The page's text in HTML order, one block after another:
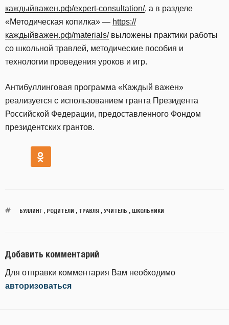
каждыйважен.рф/expert-consultation/, а в разделе
«Методическая копилка» — https://
каждыйважен.рф/materials/выложены практики работы
со школьной травлей, методические пособия и
технологии проведения уроков и игр.
Антибуллинговая программа «Каждый важен»
реализуется с использованием гранта Президента
Российской Федерации, предоставленного Фондом
президентских грантов.
БУЛЛИНГ, РОДИТЕЛИ ТРАВЛЯ УЧИТЕЛЬ ШКОЛЬНИКИ
Добавить комментарий
Для отправки комментария Вам необходимо
авторизоваться